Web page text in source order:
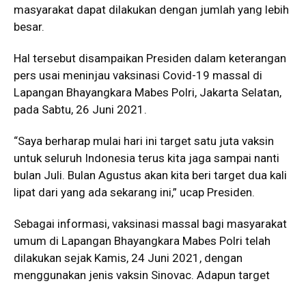
masyarakat dapat dilakukan dengan jumlah yang lebih
besar.
Hal tersebut disampaikan Presiden dalam keterangan
pers usai meninjau vaksinasi Covid-19 massal di
Lapangan Bhayangkara Mabes Polri, Jakarta Selatan,
pada Sabtu, 26 Juni 2021.
“Saya berharap mulai hari ini target satu juta vaksin
untuk seluruh Indonesia terus kita jaga sampai nanti
bulan Juli. Bulan Agustus akan kita beri target dua kali
lipat dari yang ada sekarang ini,” ucap Presiden.
Sebagai informasi, vaksinasi massal bagi masyarakat
umum di Lapangan Bhayangkara Mabes Polri telah
dilakukan sejak Kamis, 24 Juni 2021, dengan
menggunakan jenis vaksin Sinovac. Adapun target